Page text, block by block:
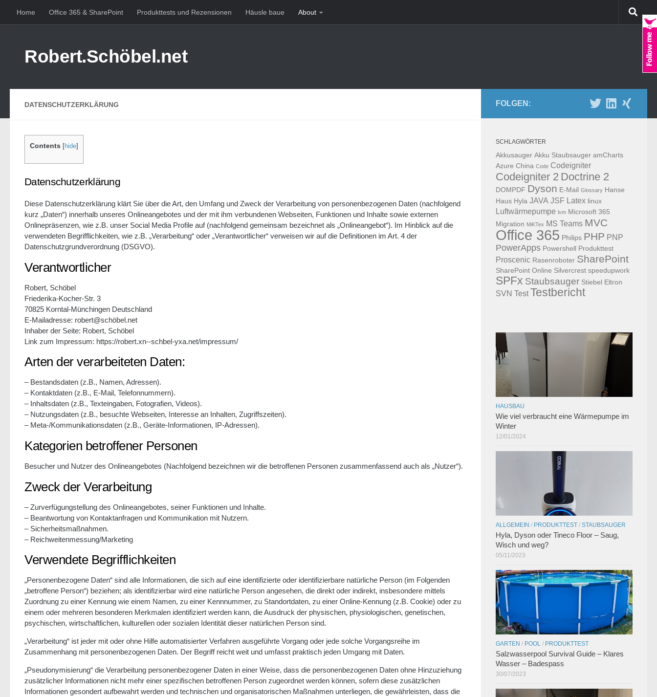
Zum Inhalt springen
Home Office 365 & SharePoint Produkttests und Rezensionen Häusle baue About
Robert.Schöbel.net
DATENSCHUTZERKLÄRUNG
Contents hide
Datenschutzerklärung
Diese Datenschutzerklärung klärt Sie über die Art, den Umfang und Zweck der Verarbeitung von personenbezogenen Daten (nachfolgend
kurz „Daten“) innerhalb unseres Onlineangebotes und der mit ihm verbundenen Webseiten, Funktionen und Inhalte sowie externen
Onlinepräsenzen, wie z.B. unser Social Media Profile auf (nachfolgend gemeinsam bezeichnet als „Onlineangebot“). Im Hinblick auf die
verwendeten Begrifflichkeiten, wie z.B. „Verarbeitung“ oder „Verantwortlicher“ verweisen wir auf die Definitionen im Art. 4 der
Datenschutzgrundverordnung (DSGVO).
Verantwortlicher
Robert, Schöbel
Friederika-Kocher-Str. 3
70825 Korntal-Münchingen Deutschland
E-Mailadresse: robert@schöbel.net
Inhaber der Seite: Robert, Schöbel
Link zum Impressum: https://robert.xn--schbel-yxa.net/impressum/
Arten der verarbeiteten Daten:
– Bestandsdaten (z.B., Namen, Adressen).
– Kontaktdaten (z.B., E-Mail, Telefonnummern).
– Inhaltsdaten (z.B., Texteingaben, Fotografien, Videos).
– Nutzungsdaten (z.B., besuchte Webseiten, Interesse an Inhalten, Zugriffszeiten).
– Meta-/Kommunikationsdaten (z.B., Geräte-Informationen, IP-Adressen).
Kategorien betroffener Personen
Besucher und Nutzer des Onlineangebotes (Nachfolgend bezeichnen wir die betroffenen Personen zusammenfassend auch als „Nutzer“).
Zweck der Verarbeitung
– Zurverfügungstellung des Onlineangebotes, seiner Funktionen und Inhalte.
– Beantwortung von Kontaktanfragen und Kommunikation mit Nutzern.
– Sicherheitsmaßnahmen.
– Reichweitenmessung/Marketing
Verwendete Begrifflichkeiten
„Personenbezogene Daten“ sind alle Informationen, die sich auf eine identifizierte oder identifizierbare natürliche Person (im Folgenden
„betroffene Person“) beziehen; als identifizierbar wird eine natürliche Person angesehen, die direkt oder indirekt, insbesondere mittels
Zuordnung zu einer Kennung wie einem Namen, zu einer Kennnummer, zu Standortdaten, zu einer Online-Kennung (z.B. Cookie) oder zu
einem oder mehreren besonderen Merkmalen identifiziert werden kann, die Ausdruck der physischen, physiologischen, genetischen,
psychischen, wirtschaftlichen, kulturellen oder sozialen Identität dieser natürlichen Person sind.
„Verarbeitung“ ist jeder mit oder ohne Hilfe automatisierter Verfahren ausgeführte Vorgang oder jede solche Vorgangsreihe im
Zusammenhang mit personenbezogenen Daten. Der Begriff reicht weit und umfasst praktisch jeden Umgang mit Daten.
„Pseudonymisierung“ die Verarbeitung personenbezogener Daten in einer Weise, dass die personenbezogenen Daten ohne Hinzuziehung
zusätzlicher Informationen nicht mehr einer spezifischen betroffenen Person zugeordnet werden können, sofern diese zusätzlichen
Informationen gesondert aufbewahrt werden und technischen und organisatorischen Maßnahmen unterliegen, die gewährleisten, dass die
FOLGEN:
SCHLAGWÖRTER
Akkusauger Akku Staubsauger amCharts
Azure China Code Codeigniter
Codeigniter 2 Doctrine 2
DOMPDF Dyson E-Mail Glossary Hanse
Haus Hyla JAVA JSF Latex linux
Luftwärmepumpe lvm Microsoft 365
Migration MiKTex MS Teams MVC
Office 365 Philips PHP PNP
PowerApps Powershell Produkttest
Proscenic Rasenroboter SharePoint
SharePoint Online Silvercrest speedupwork
SPFx Staubsauger Stiebel Eltron
SVN Test Testbericht
HAUSBAU
Wie viel verbraucht eine Wärmepumpe im
Winter
12/01/2024
ALLGEMEIN / PRODUKTTEST / STAUBSAUGER
Hyla, Dyson oder Tineco Floor – Saug,
Wisch und weg?
05/11/2023
GARTEN / POOL / PRODUKTTEST
Salzwasserpool Survival Guide – Klares
Wasser – Badespass
30/07/2023